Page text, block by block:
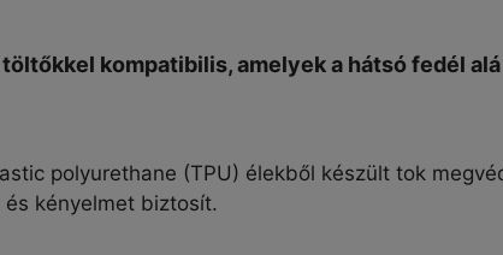
kompatibilis, amelyek a hátsó fedél
polyurethane (TPU) élekből készült tok
kényelmet biztosít.